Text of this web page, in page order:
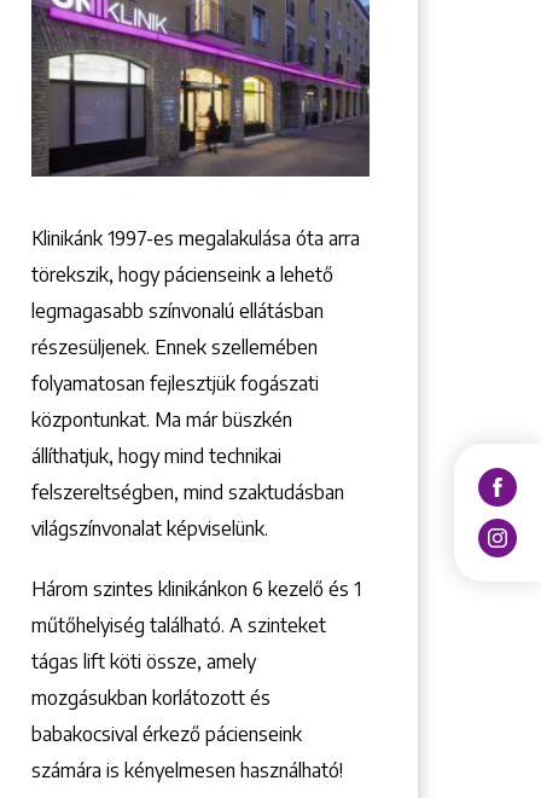
Klinikánk 1997-­es megalakulása óta arra
törekszik, hogy pácienseink a lehető
legmagasabb színvonalú ellátásban
részesüljenek. Ennek szellemében
folyamatosan fejlesztjük fogászati
központunkat. Ma már büszkén
állíthatjuk, hogy mind technikai
felszereltségben, mind szaktudásban
világszínvonalat képviselünk.
Három szintes klinikánkon 6 kezelő ­és 1
műtőhelyiség található. A szinteket
tágas lift köti össze, amely
mozgásukban korlátozott és
babakocsival érkező pácienseink
számára is kényelmesen használható!